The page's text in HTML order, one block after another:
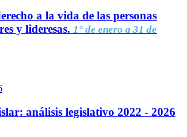
a la vida de las personas
y lideresas. 1° de enero a 31 de
análisis legislativo 2022 - 2026